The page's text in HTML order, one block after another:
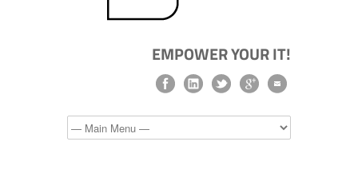
EMPOWER YOUR IT!